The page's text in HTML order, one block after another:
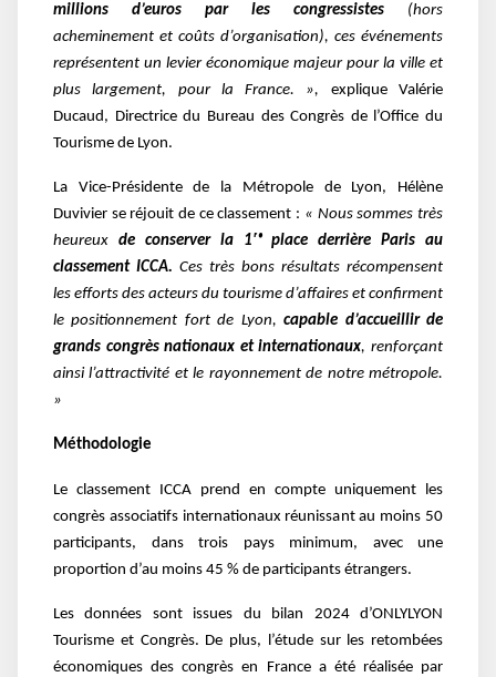
millions d’euros par les congressistes (hors
acheminement et coûts d’organisation), ces événements
représentent un levier économique majeur pour la ville et
plus largement, pour la France. », explique Valérie
Ducaud, Directrice du Bureau des Congrès de l’Office du
Tourisme de Lyon.
La Vice-Présidente de la Métropole de Lyon, Hélène
Duvivier se réjouit de ce classement : « Nous sommes très
heureux de conserver la 1ʳᵉ place derrière Paris au
classement ICCA. Ces très bons résultats récompensent
les efforts des acteurs du tourisme d’affaires et confirment
le positionnement fort de Lyon,capable d’accueillir de
grands congrès nationaux et internationaux, renforçant
ainsi l’attractivité et le rayonnement de notre métropole.
»
Méthodologie
Le classement ICCA prend en compte uniquement les
congrès associatifs internationaux réunissant au moins 50
participants, dans trois pays minimum, avec une
proportion d’au moins 45 % de participants étrangers.
Les données sont issues du bilan 2024 d’ONLYLYON
Tourisme et Congrès. De plus, l’étude sur les retombées
économiques des congrès en France a été réalisée par